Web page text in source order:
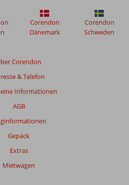
Corendon
& Telefon
Informationen
AGB
Gepäck
Extras
Mietwagen
Corendon
Dänemark
Corendon
Schweden